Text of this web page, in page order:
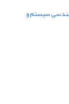
سیستم و